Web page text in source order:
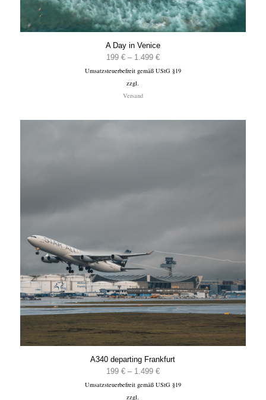
A Day in Venice
199 € – 1.499 €Preisspanne:
199 €
Umsatzsteuerbefreit gemäß UStG §19
zzgl.
Versand
A340 departing Frankfurt
199 € – 1.499 €Preisspanne:
199 €
Umsatzsteuerbefreit gemäß UStG §19
zzgl.